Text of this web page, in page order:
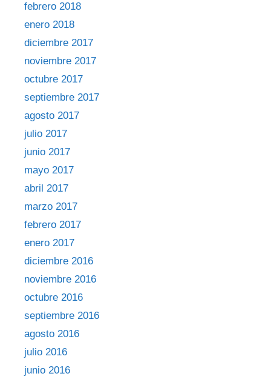
febrero 2018
enero 2018
diciembre 2017
noviembre 2017
octubre 2017
septiembre 2017
agosto 2017
julio 2017
junio 2017
mayo 2017
abril 2017
marzo 2017
febrero 2017
enero 2017
diciembre 2016
noviembre 2016
octubre 2016
septiembre 2016
agosto 2016
julio 2016
junio 2016